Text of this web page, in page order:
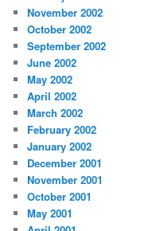
November 2002
October 2002
September 2002
June 2002
May 2002
April 2002
March 2002
February 2002
January 2002
December 2001
November 2001
October 2001
May 2001